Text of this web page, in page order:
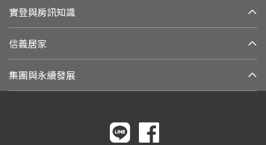
實登與房訊知識
信義居家
集團與永續發展